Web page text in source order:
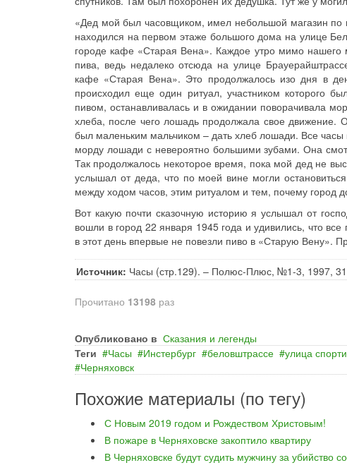
«Дед мой был часовщиком, имел небольшой магазин
находился на первом этаже большого дома на улице
городе кафе «Старая Вена». Каждое утро мимо нашего
пива, ведь недалеко отсюда на улице
кафе «Старая Вена». Это продолжалось изо дня в
происходил еще один ритуал, участником которого
пивом, останавливалась и в ожидании поворачивала
хлеба, после чего лошадь продолжала свое
был маленьким мальчиком – дать хлеб лошади. Все
морду лошади с невероятно большими зубами. Она
Так продолжалось некоторое время, пока мой дед не
услышал от деда, что по моей вине могли
между ходом часов, этим ритуалом и тем, почему город
Вот какую почти сказочную историю я услышал от
вошли в город 22 января 1945 года и удивились, что
в этот день впервые не повезли пиво в «Старую Вену».
Источник: Часы (стр.129). – Полюс-Плюс, №1-3, 1997, 31
Прочитано 13198 раз
Опубликовано в Сказания и легенды
Теги
Часы Инстербург беловштрассе улица
Черняховск
Похожие материалы (по тегу)
С Новым 2019 годом и Рождеством Христовым!
В пожаре в Черняховске закоптило квартиру
В Черняховске будут судить мужчину за убийство